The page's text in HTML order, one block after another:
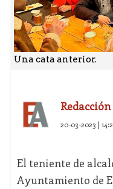
Una cata anterior.
Redacción
20-03-2023 |
El teniente de
Ayuntamiento de